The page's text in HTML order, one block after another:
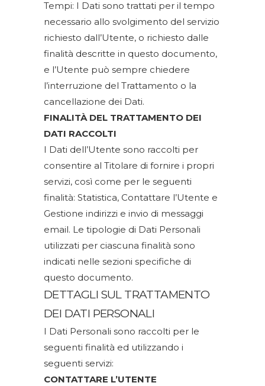
Tempi: I Dati sono trattati per il tempo
necessario allo svolgimento del servizio
richiesto dall’Utente, o richiesto dalle
finalità descritte in questo documento,
e l’Utente può sempre chiedere
l’interruzione del Trattamento o la
cancellazione dei Dati.
FINALITÀ DEL TRATTAMENTO DEI
DATI RACCOLTI
I Dati dell’Utente sono raccolti per
consentire al Titolare di fornire i propri
servizi, così come per le seguenti
finalità: Statistica, Contattare l’Utente e
Gestione indirizzi e invio di messaggi
email. Le tipologie di Dati Personali
utilizzati per ciascuna finalità sono
indicati nelle sezioni specifiche di
questo documento.
DETTAGLI SUL TRATTAMENTO
DEI DATI PERSONALI
I Dati Personali sono raccolti per le
seguenti finalità ed utilizzando i
seguenti servizi:
CONTATTARE L’UTENTE